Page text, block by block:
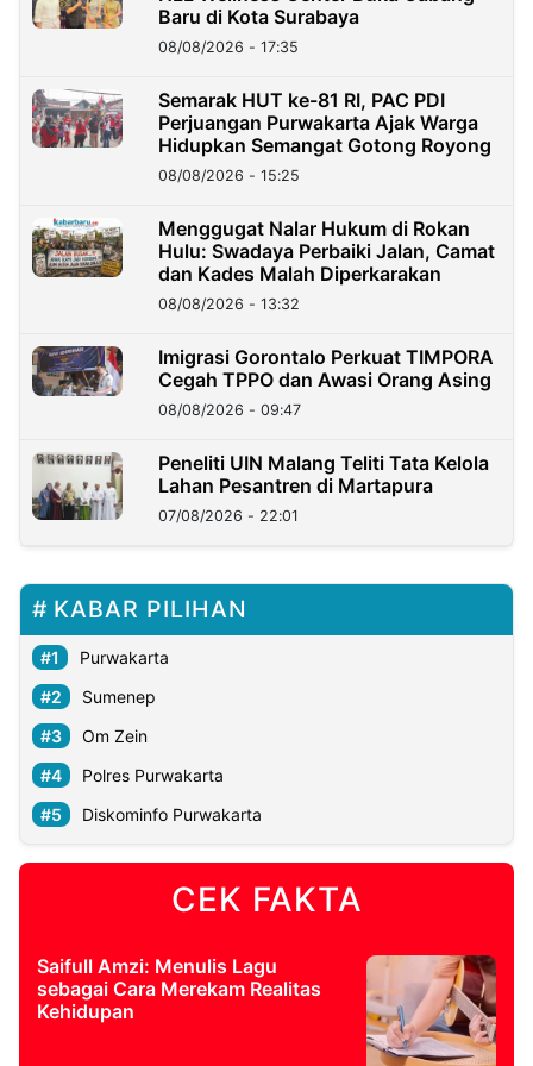
Baru di Kota Surabaya
08/08/2026 - 17:35
Semarak HUT ke-81 RI, PAC PDI
Perjuangan Purwakarta Ajak Warga
Hidupkan Semangat Gotong Royong
08/08/2026 - 15:25
Menggugat Nalar Hukum di Rokan
Hulu: Swadaya Perbaiki Jalan, Camat
dan Kades Malah Diperkarakan
08/08/2026 - 13:32
Imigrasi Gorontalo Perkuat TIMPORA
Cegah TPPO dan Awasi Orang Asing
08/08/2026 - 09:47
Peneliti UIN Malang Teliti Tata Kelola
Lahan Pesantren di Martapura
07/08/2026 - 22:01
KABAR PILIHAN
Purwakarta
Sumenep
Om Zein
Polres Purwakarta
Diskominfo Purwakarta
CEK FAKTA
Saifull Amzi: Menulis Lagu
sebagai Cara Merekam Realitas
Kehidupan